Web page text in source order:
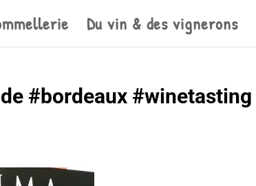
Du vin & des vignerons
#bordeaux